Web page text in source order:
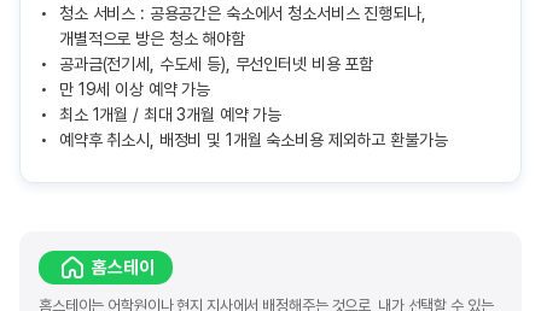
청소 서비스 : 공용공간은 숙소에서 청소서비스 진행되나,
개별적으로 방은 청소 해야함
공과금(전기세, 수도세 등), 무선인터넷 비용 포함
만 19세 이상 예약 가능
최소 1개월 / 최대 3개월 예약 가능
예약후 취소시, 배정비 및 1개월 숙소비용 제외하고 환불가능
홈스테이
홈스테이는 어학원이나 현지 지사에서 배정해주는 것으로, 내가 선택할 수 있는